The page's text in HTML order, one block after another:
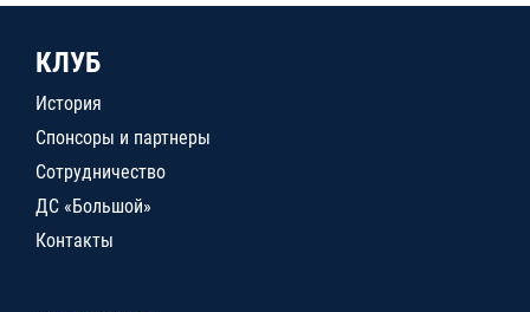
КЛУБ
История
Спонсоры и партнеры
Сотрудничество
ДС «Большой»
Контакты